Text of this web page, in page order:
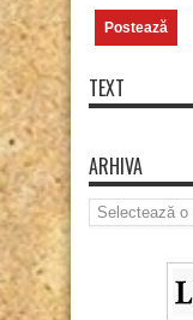
TEXT
ARHIVA
Arhiva